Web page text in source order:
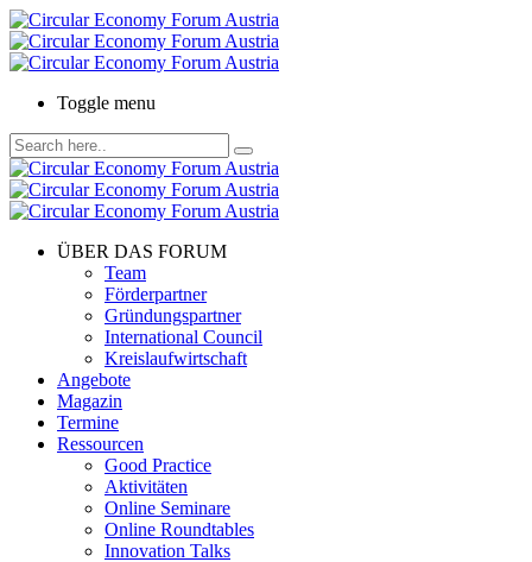
Toggle menu
ÜBER DAS FORUM
Team
Förderpartner
Gründungspartner
International Council
Kreislaufwirtschaft
Angebote
Magazin
Termine
Ressourcen
Good Practice
Aktivitäten
Online Seminare
Online Roundtables
Innovation Talks